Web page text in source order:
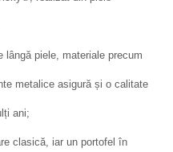
piele, materiale precum
metalice asigură și o calitate
ani;
clasică, iar un portofel în